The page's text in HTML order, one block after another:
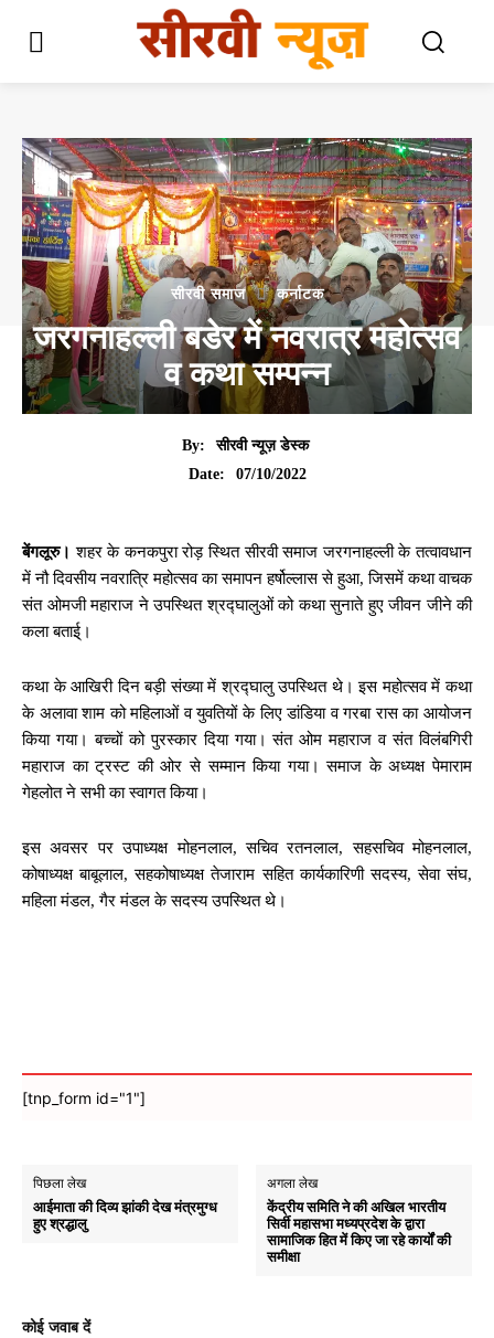
सीरवी समाज कर्नाटक
जरगनाहल्ली बडेर में नवरात्र महोत्सव
व कथा सम्पन्न
By:
सीरवी न्यूज़ डेस्क
Date:
07/10/2022
बेंगलूरु। शहर के कनकपुरा रोड़ स्थित सीरवी समाज जरगनाहल्ली के तत्वावधान
में नौ दिवसीय नवरात्रि महोत्सव का समापन हर्षोल्लास से हुआ, जिसमें कथा वाचक
संत ओमजी महाराज ने उपस्थित श्रद्घालुओं को कथा सुनाते हुए जीवन जीने की
कला बताई्।
कथा के आखिरी दिन बड़ी संख्या में श्रद्घालु उपस्थित थे। इस महोत्सव में कथा
के अलावा शाम को महिलाओं व युवतियों के लिए डांडिया व गरबा रास का आयोजन
किया गया। बच्चों को पुरस्कार दिया गया। संत ओम महाराज व संत विलंबगिरी
महाराज का ट्रस्ट की ओर से सम्मान किया गया। समाज के अध्यक्ष पेमाराम
गेहलोत ने सभी का स्वागत किया।
इस अवसर पर उपाध्यक्ष मोहनलाल, सचिव रतनलाल, सहसचिव मोहनलाल,
कोषाध्यक्ष बाबूलाल, सहकोषाध्यक्ष तेजाराम सहित कार्यकारिणी सदस्य, सेवा संघ,
महिला मंडल, गैर मंडल के सदस्य उपस्थित थे।
[tnp_form id="1"]
पिछला लेख
आईमाता की दिव्य झांकी देख मंत्रमुग्ध
हुए श्रद्धालु
अगला लेख
केंद्रीय समिति ने की अखिल भारतीय
सिर्वी महासभा मध्यप्रदेश के द्वारा
सामाजिक हित में किए जा रहे कार्यों की
समीक्षा
कोई जवाब दें